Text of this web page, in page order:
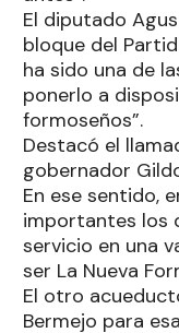
El diputado
bloque del
ha sido una de
ponerlo a
formoseños”.
Destacó el
gobernador
En ese sentido,
importantes los
servicio en una
ser La Nueva
El otro
Bermejo para